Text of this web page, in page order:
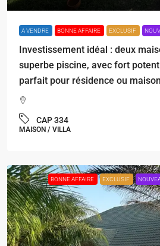
A VENDRE BONNE AFFAIRE EXCLUSIF
Investissement idéal : deux
superbe piscine, avec fort
parfait pour résidence ou
CAP 334
MAISON / VILLA
BONNE AFFAIRE EXCLUSIF